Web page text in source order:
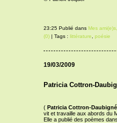
23:25 Publié dans Mes
(0)| Tags : littérature poésie
19/03/2009
Patricia Cottron-
( Patricia Cottron-Daubigné
vit et travaille aux abords du
Elle a publié des poèmes